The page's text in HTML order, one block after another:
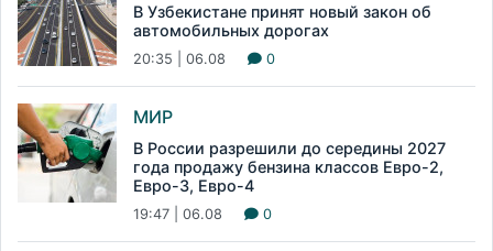
В Узбекистане принят новый закон об
автомобильных дорогах
20:35 | 06.08 0
МИР
В России разрешили до середины 2027
года продажу бензина классов Евро-2,
Евро-3, Евро-4
19:47 | 06.08 0